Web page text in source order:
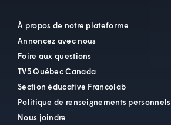
ÉRODER
ÉTIRER
ÊTRE
MUNI
À propos de notre plateforme
Annoncez avec nous
Foire aux questions
TV5 Québec Canada
Section éducative Francolab
Politique de renseignements personnels
Nous joindre